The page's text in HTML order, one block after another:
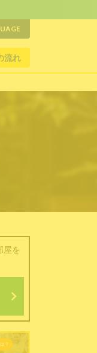
流れ
屋を